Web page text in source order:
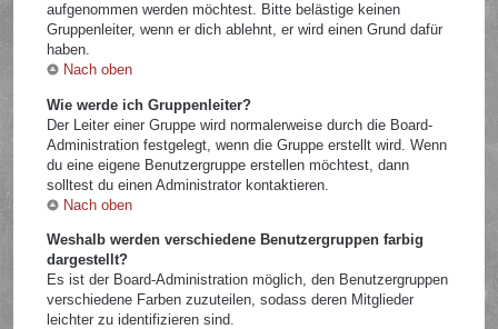
aufgenommen werden möchtest. Bitte belästige keinen
Gruppenleiter, wenn er dich ablehnt, er wird einen Grund dafür
haben.
Nach oben
Wie werde ich Gruppenleiter?
Der Leiter einer Gruppe wird normalerweise durch die Board-
Administration festgelegt, wenn die Gruppe erstellt wird. Wenn
du eine eigene Benutzergruppe erstellen möchtest, dann
solltest du einen Administrator kontaktieren.
Nach oben
Weshalb werden verschiedene Benutzergruppen farbig
dargestellt?
Es ist der Board-Administration möglich, den Benutzergruppen
verschiedene Farben zuzuteilen, sodass deren Mitglieder
leichter zu identifizieren sind.